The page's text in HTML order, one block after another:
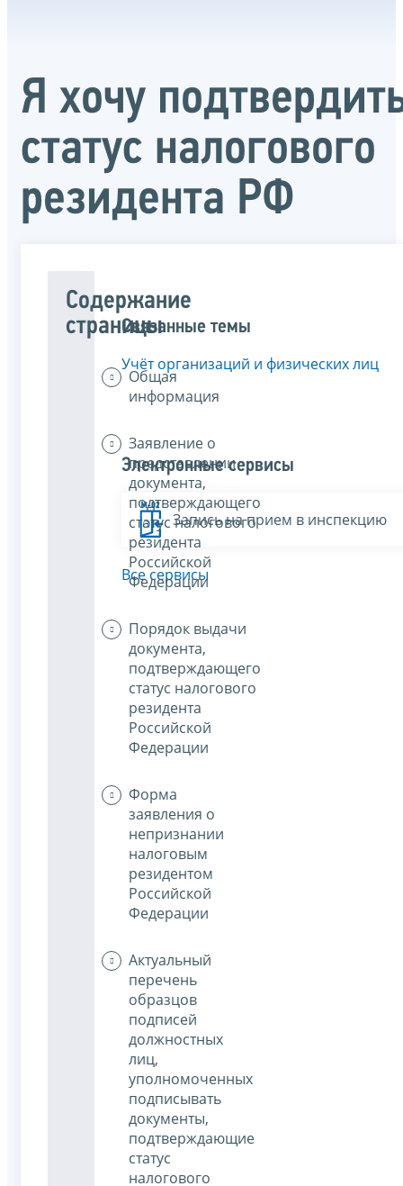
Я хочу
статус налогового
резидента РФ
Содержание
страницы
Общая
информация
Заявление о
представлении
документа,
подтверждающего
статус налогового
резидента
Российской
Федерации
Порядок выдачи
документа,
подтверждающего
статус налогового
резидента
Российской
Федерации
Форма
заявления о
непризнании
налоговым
резидентом
Российской
Федерации
Актуальный
перечень
образцов
подписей
должностных
лиц,
уполномоченных
подписывать
документы,
подтверждающие
статус
налогового
Связанные темы
Учёт организаций и физических лиц
Электронные сервисы
Запись на прием в инспекцию
Все сервисы